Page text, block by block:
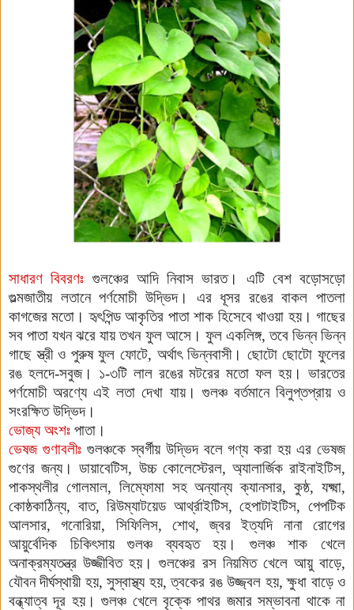
সাধারণ বিবরণঃ গুলঞ্চের আদি নিবাস ভারত। এটি বেশ বড়োসড়ো
গুল্মজাতীয় লতানে পর্ণমোচী উদ্ভিদ। এর ধূসর রঙের বাকল পাতলা
কাগজের মতো। হৃৎপিন্ড আকৃতির পাতা শাক হিসেবে খাওয়া হয়। গাছের
সব পাতা যখন ঝরে যায় তখন ফুল আসে। ফুল একলিঙ্গ, তবে ভিন্ন ভিন্ন
গাছে স্ত্রী ও পুরুষ ফুল ফোটে, অর্থাৎ ভিন্নবাসী। ছোটো ছোটো ফুলের
রঙ হলদে-সবুজ। ১-৩টি লাল রঙের মটরের মতো ফল হয়। ভারতের
পর্ণমোচী অরণ্যে এই লতা দেখা যায়। গুলঞ্চ বর্তমানে বিলুপ্তপ্রায় ও
সংরক্ষিত উদ্ভিদ।
ভোজ্য অংশঃ পাতা।
ভেষজ গুণাবলীঃগুলঞ্চকে স্বর্গীয় উদ্ভিদ বলে গণ্য করা হয় এর ভেষজ
গুণের জন্য। ডায়াবেটিস, উচ্চ কোলেস্টেরল, অ্যালার্জিক রাইনাইটিস,
পাকস্থলীর গোলমাল, লিম্ফোমা সহ অন্যান্য ক্যানসার, কুষ্ঠ, যক্ষ্মা,
কোষ্ঠকাঠিন্য, বাত, রিউম্যাটয়েড আর্থ্রাইটিস, হেপাটাইটিস, পেপটিক
আলসার, গনোরিয়া, সিফিলিস, শোথ, জ্বর ইত্যদি নানা রোগের
আয়ুর্বেদিক চিকিৎসায় গুলঞ্চ ব্যবহৃত হয়। গুলঞ্চ শাক খেলে
অনাক্রম্যতন্ত্র উজ্জীবিত হয়। গুলঞ্চের রস নিয়মিত খেলে আয়ু বাড়ে,
যৌবন দীর্ঘস্থায়ী হয়, সুস্বাস্থ্য হয়, ত্বকের রঙ উজ্জ্বল হয়, ক্ষুধা বাড়ে ও
বন্ধ্যাত্ব দূর হয়। গুলঞ্চ খেলে বৃক্কে পাথর জমার সম্ভাবনা থাকে না